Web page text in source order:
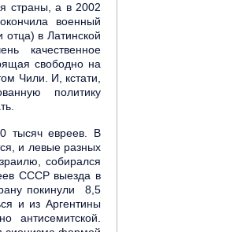
страны, а в 2002
военный
в Латинской
качественное
свободно на
Чили. И, кстати,
политику
тысяч евреев. В
и левые разных
собирался
СССР выезда в
покинули 8,5
и из Аргентины
антисемитской.